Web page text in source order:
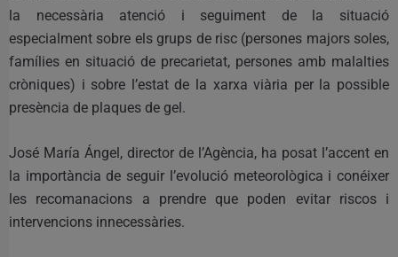
la necessària atenció i seguiment de la situació
especialment sobre els grups de risc (persones majors soles,
famílies en situació de precarietat, persones amb malalties
cròniques) i sobre l’estat de la xarxa viària per la possible
presència de plaques de gel.
José María Ángel, director de l’Agència, ha posat l’accent en
la importància de seguir l’evolució meteorològica i conéixer
les recomanacions a prendre que poden evitar riscos i
intervencions innecessàries.